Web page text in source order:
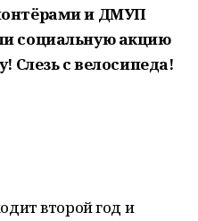
и ДМУП
социальную акцию
Слезь с велосипеда!
второй год и